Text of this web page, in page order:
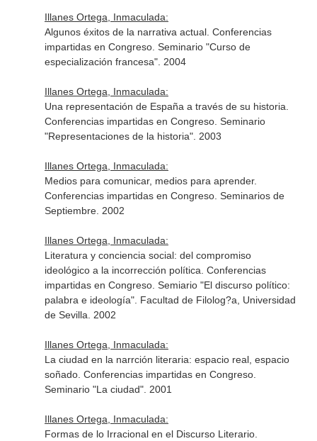
Illanes Ortega, Inmaculada:
Algunos éxitos de la narrativa actual. Conferencias
impartidas en Congreso. Seminario "Curso de
especialización francesa". 2004
Illanes Ortega, Inmaculada:
Una representación de España a través de su historia.
Conferencias impartidas en Congreso. Seminario
"Representaciones de la historia". 2003
Illanes Ortega, Inmaculada:
Medios para comunicar, medios para aprender.
Conferencias impartidas en Congreso. Seminarios de
Septiembre. 2002
Illanes Ortega, Inmaculada:
Literatura y conciencia social: del compromiso
ideológico a la incorrección política. Conferencias
impartidas en Congreso. Semiario "El discurso político:
palabra e ideología". Facultad de Filolog?a, Universidad
de Sevilla. 2002
Illanes Ortega, Inmaculada:
La ciudad en la narrción literaria: espacio real, espacio
soñado. Conferencias impartidas en Congreso.
Seminario "La ciudad". 2001
Illanes Ortega, Inmaculada:
Formas de lo Irracional en el Discurso Literario.